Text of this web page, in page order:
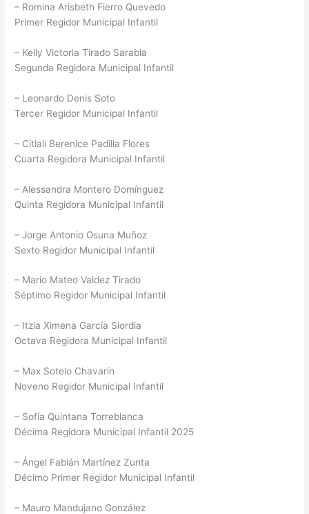
– Romina Arisbeth Fierro Quevedo
Primer Regidor Municipal Infantil
– Kelly Victoria Tirado Sarabia
Segunda Regidora Municipal Infantil
– Leonardo Denis Soto
Tercer Regidor Municipal Infantil
– Citlali Berenice Padilla Flores
Cuarta Regidora Municipal Infantil
– Alessandra Montero Domínguez
Quinta Regidora Municipal Infantil
– Jorge Antonio Osuna Muñoz
Sexto Regidor Municipal Infantil
– Mario Mateo Valdez Tirado
Séptimo Regidor Municipal Infantil
– Itzia Ximena García Siordia
Octava Regidora Municipal Infantil
– Max Sotelo Chavarín
Noveno Regidor Municipal Infantil
– Sofía Quintana Torreblanca
Décima Regidora Municipal Infantil 2025
– Ángel Fabián Martínez Zurita
Décimo Primer Regidor Municipal Infantil
– Mauro Mandujano González